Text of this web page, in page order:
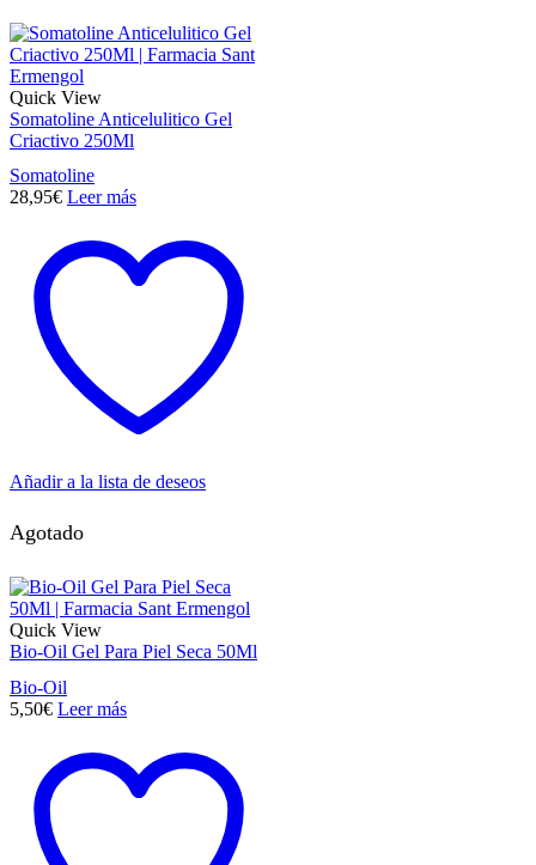
Quick View
Somatoline Anticelulitico Gel
Criactivo 250Ml
Somatoline
28,95€ Leer más
Añadir a la lista de deseos
Agotado
Quick View
Bio-Oil Gel Para Piel Seca 50Ml
Bio-Oil
5,50€ Leer más